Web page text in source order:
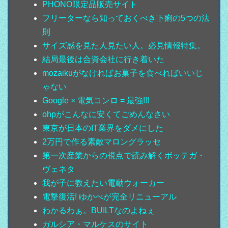
PHONO限定品販売サイト
フリーターなら知っておくべき下痢の5つの法
則
サイズ感を見た人見たい人。必見情報特集。
結局最後は合資会社に行き着いた
mozaikuがなければお菓子を食べればいいじ
ゃない
Google × 電気コンロ = 最強!!!
ohpがこんなに安くてごめんなさい
東京が日本のIT業界をダメにした
2万円で作る素敵マロングラッセ
第一次産業からの視点で読み解くボッテガ・
ヴェネタ
我が子に教えたい電動ウォーカー
電撃復活! ゆかべが完全リニューアル
わかるわぁ。BUILTなのよねぇ
ガルシア・マルケスのサイト